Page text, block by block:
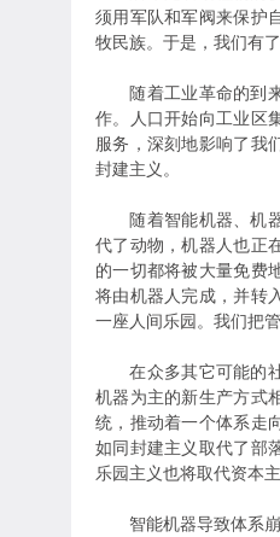
须用军队和军阀来保护
牧民族。于是，我们有了
随着工业革命的到来
作。人口开始向工业区
服务，深刻地影响了我
封建主义。
随着智能机器、机器
代了动物，机器人也正
的一切都将被大量免费
将由机器人完成，并转
一座人间乐园。我们把
在众多其它可能的社
机器为主的新生产方式
统，推动着一个体系走
如同封建主义取代了部
乐园主义也将取代资本主
智能机器导致体系崩